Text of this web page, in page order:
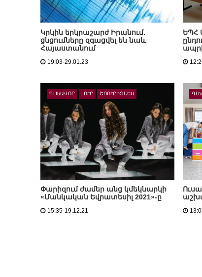
Կրկին երկրաշարժ Իրանում.
ցնցումները զգացվել են նաև
Հայաստանում
19:03-29.01.23
ԵՊՀ
ԳԼԽԱՎՈՐ ԼՈՒՐ ՇՈՈՒԲԻԶՆԵՍ
Փարիզում ժամեր անց կմեկնարկի
«Մանկական Եվրատեսիլ 2021»-ը
15:35-19.12.21